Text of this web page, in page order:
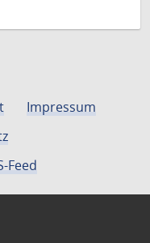
Impressum
Feed